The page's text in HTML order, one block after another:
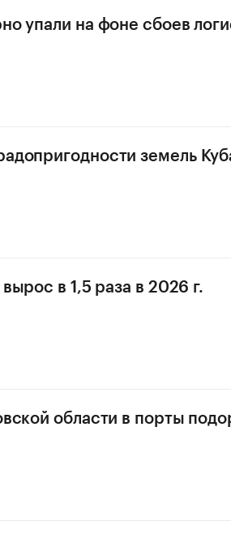
упали на фоне сбоев
земель
в 1,5 раза в 2026 г.
области в порты